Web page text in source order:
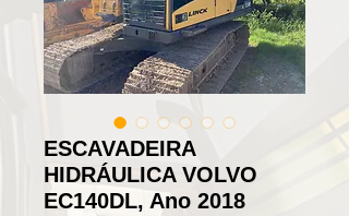
ESCAVADEIRA
HIDRÁULICA VOLVO
EC140DL, Ano 2018